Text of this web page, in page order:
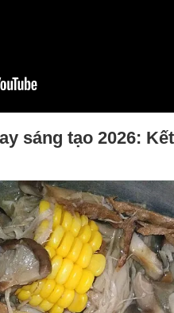
sáng tạo 2026: